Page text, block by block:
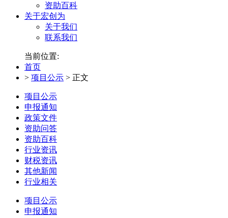
资助百科
关于宏创为
关于我们
联系我们
当前位置:
首页
> 项目公示 > 正文
项目公示
申报通知
政策文件
资助问答
资助百科
行业资讯
财税资讯
其他新闻
行业相关
项目公示
申报通知